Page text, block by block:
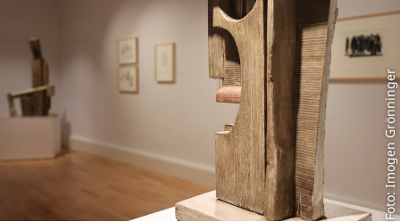
Foto: Imogen Grönninger